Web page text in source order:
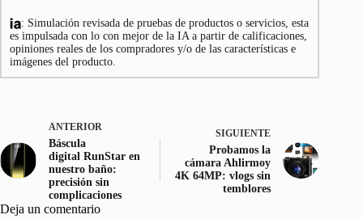
: Simulación revisada de pruebas de productos o servicios, esta
es impulsada con lo con mejor de la IA a partir de calificaciones,
opiniones reales de los compradores y/o de las características e
imágenes del producto.
ANTERIOR
Báscula
digital RunStar en
nuestro baño:
precisión sin
complicaciones
SIGUIENTE
Probamos la
cámara Ahlirmoy
4K 64MP: vlogs sin
temblores
Deja un comentario